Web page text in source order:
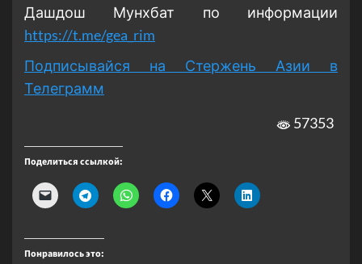
Дашдош Мунхбат по информации
https://t.me/gea_rim
Подписывайся на Стержень Азии в
Телеграмм
57353
Поделиться ссылкой:
Понравилось это: